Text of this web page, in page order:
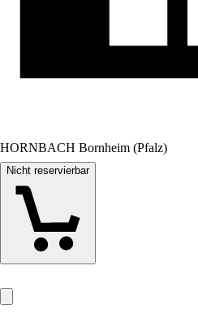
HORNBACH Bornheim (Pfalz)
Nicht reservierbar